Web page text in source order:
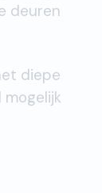
deuren
diepe
mogelijk